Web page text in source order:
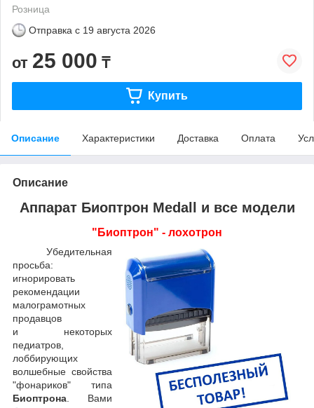
Розница
Отправка с 19 августа 2026
от 25 000 ₸
Купить
Описание Характеристики Доставка Оплата
Описание
Аппарат Биоптрон Medall и все модели
"Биоптрон" - лохотрон
Убедительная
просьба:
игнорировать
рекомендации
малограмотных
продавцов
и некоторых
педиатров,
лоббирующих
волшебные свойства
"фонариков" типа
Биоптрона. Вами